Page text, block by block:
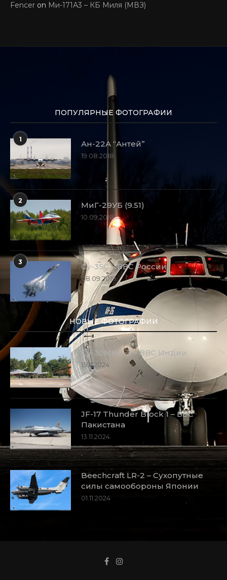
Fencer on Ми-171А3 – КБ Миля (МВЗ)
ПОПУЛЯРНЫЕ ФОТОГРАФИИ
1
Ан-22А “Антей”
19.08.2018
2
МиГ-29УБ (9.51)
10.09.2018
3
Су-35С – ВВС России
08.09.2019
НОВЫЕ ФОТОГРАФИИ
Су-30МКИ-3 – ВВС Индии
15.11.2024
JF-17 Thunder Block 1 – ВВС
Пакистана
13.11.2024
Beechcraft LR-2 – Сухопутные
силы самообороны Японии
01.11.2024